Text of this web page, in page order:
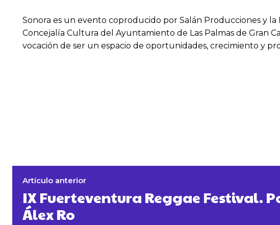
Sonora es un evento coproducido por Salán Producciones y
Concejalía Cultura del Ayuntamiento de Las Palmas de Gran
vocación de ser un espacio de oportunidades, crecimiento y
Artículo anterior
IX Fuerteventura Reggae Festival.
Álex Ro